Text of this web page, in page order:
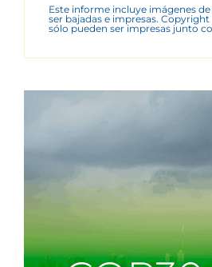
Este informe incluye imágenes
ser bajadas e impresas. Copyright
sólo pueden ser impresas junto